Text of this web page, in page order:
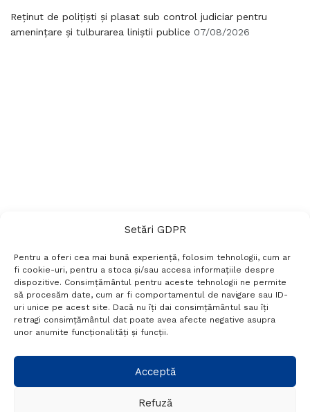
Setări GDPR
Pentru a oferi cea mai bună experiență, folosim tehnologii, cum ar
fi cookie-uri, pentru a stoca și/sau accesa informațiile despre
dispozitive. Consimțământul pentru aceste tehnologii ne permite
să procesăm date, cum ar fi comportamentul de navigare sau ID-
uri unice pe acest site. Dacă nu îți dai consimțământul sau îți
retragi consimțământul dat poate avea afecte negative asupra
unor anumite funcționalități și funcții.
Acceptă
Refuză
Reținut de polițiști și plasat sub control judiciar pentru
amenințare și tulburarea liniștii publice 07/08/2026
Termeni si conditii
Politică de confidențialitate
Politica cookies
Setări GDPR
+40 788 760 194